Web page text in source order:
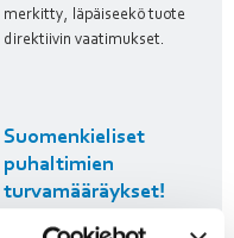
merkitty, läpäiseekö tuote
direktiivin vaatimukset.
Suomenkieliset
puhaltimien
turvamääräykset!